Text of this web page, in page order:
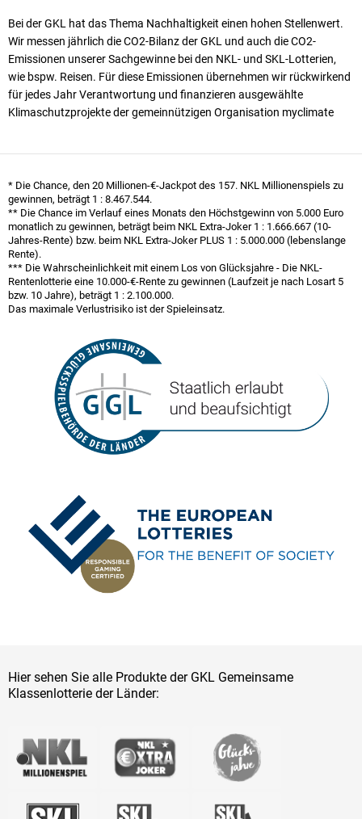
Bei der GKL hat das Thema Nachhaltigkeit einen ho­hen Stellen­wert.
Wir messen jährlich die CO2-Bilanz der GKL und auch die CO2-
Emissionen unserer Sach­ge­winne bei den NKL- und SKL-Lotterien,
wie bspw. Reisen. Für diese Emissionen übernehmen wir rück­wirkend
für jedes Jahr Verantwortung und finanzieren ausgewählte
Klimaschutzprojekte der gemeinnützigen Organisation myclimate
* Die Chance, den 20 Millionen-€-Jackpot des 157. NKL Millionen­spiels zu
gewinnen, beträgt 1 : 8.467.544.
** Die Chance im Verlauf eines Monats den Höchst­gewinn von 5.000 Euro
monatlich zu gewinnen, beträgt beim NKL Extra-Joker 1 : 1.666.667 (10-
Jahres-Rente) bzw. beim NKL Extra-Joker PLUS 1 : 5.000.000 (lebenslange
Rente).
*** Die Wahrscheinlichkeit mit einem Los von Glücksjahre - Die NKL-
Rentenlotterie eine 10.000-€-Rente zu gewinnen (Laufzeit je nach Losart 5
bzw. 10 Jahre), beträgt 1 : 2.100.000.
Das maximale Verlustrisiko ist der Spieleinsatz.
Hier sehen Sie alle Produkte der GKL Gemeinsame
Klassenlotterie der Länder: